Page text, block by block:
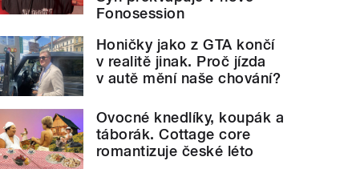
Fonosession
Honičky jako z GTA končí
v realitě jinak. Proč jízda
v autě mění naše chování?
Ovocné knedlíky, koupák a
táborák. Cottage core
romantizuje české léto